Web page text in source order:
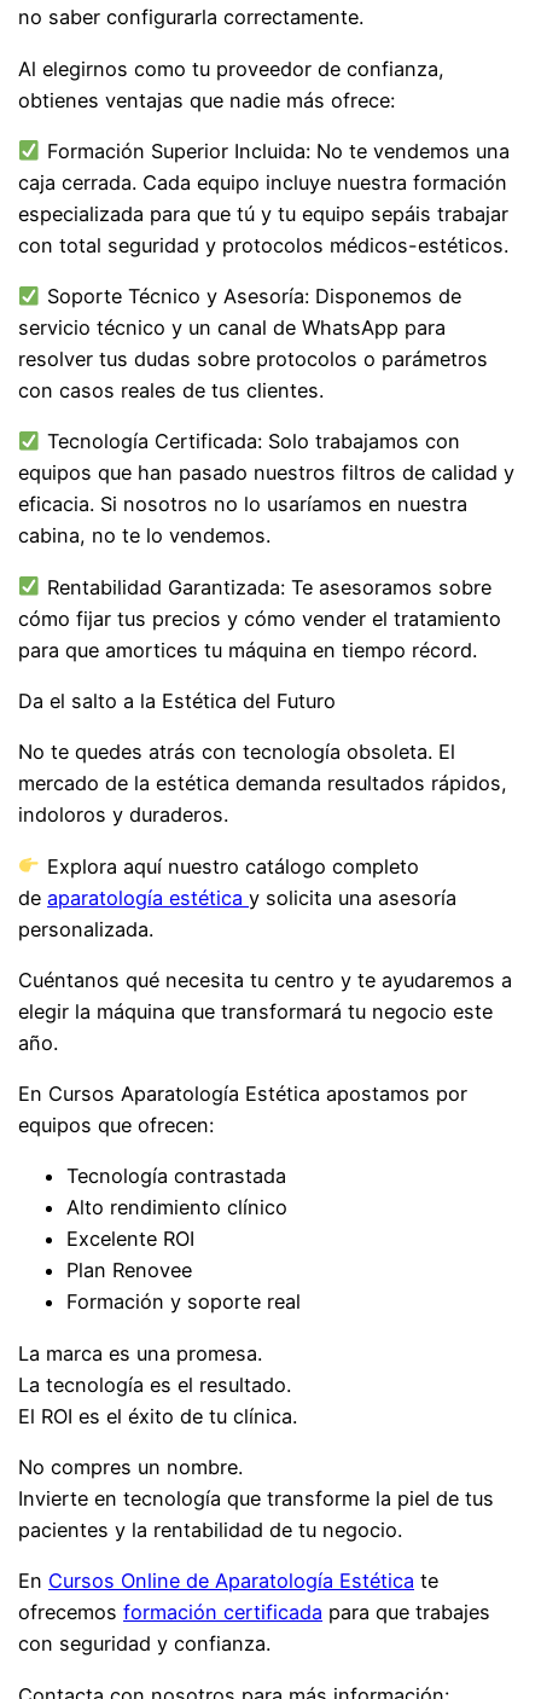
no saber configurarla correctamente.
Al elegirnos como tu proveedor de confianza,
obtienes ventajas que nadie más ofrece:
Formación Superior Incluida: No te vendemos una
caja cerrada. Cada equipo incluye nuestra formación
especializada para que tú y tu equipo sepáis trabajar
con total seguridad y protocolos médicos-estéticos.
Soporte Técnico y Asesoría: Disponemos de
servicio técnico y un canal de WhatsApp para
resolver tus dudas sobre protocolos o parámetros
con casos reales de tus clientes.
Tecnología Certificada: Solo trabajamos con
equipos que han pasado nuestros filtros de calidad y
eficacia. Si nosotros no lo usaríamos en nuestra
cabina, no te lo vendemos.
Rentabilidad Garantizada: Te asesoramos sobre
cómo fijar tus precios y cómo vender el tratamiento
para que amortices tu máquina en tiempo récord.
Da el salto a la Estética del Futuro
No te quedes atrás con tecnología obsoleta. El
mercado de la estética demanda resultados rápidos,
indoloros y duraderos.
Explora aquí nuestro catálogo completo
deaparatología estéticay solicita una asesoría
personalizada.
Cuéntanos qué necesita tu centro y te ayudaremos a
elegir la máquina que transformará tu negocio este
año.
En Cursos Aparatología Estética apostamos por
equipos que ofrecen:
Tecnología contrastada
Alto rendimiento clínico
Excelente ROI
Plan Renovee
Formación y soporte real
La marca es una promesa.
La tecnología es el resultado.
El ROI es el éxito de tu clínica.
No compres un nombre.
Invierte en tecnología que transforme la piel de tus
pacientes y la rentabilidad de tu negocio.
En Cursos Online de Aparatología Estética te
ofrecemosformación certificada para que trabajes
con seguridad y confianza.